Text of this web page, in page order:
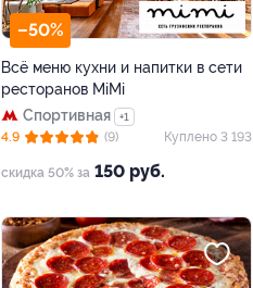
–50%
Всё меню кухни и напитки в сети
ресторанов MiMi
Спортивная
+1
скидка 50% за 150 руб.
4.9 (9) Куплено 3 193